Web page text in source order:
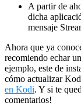
A partir de
dicha
mensaje
Ahora que ya
recomiendo echar
ejemplo, este de
cómo actualizar
en Kodi. Y si te
comentarios!